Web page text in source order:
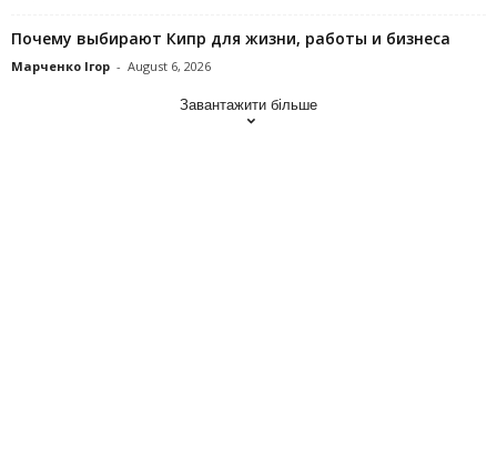
Почему выбирают Кипр для жизни, работы и бизнеса
Марченко Ігор - August 6, 2026
Завантажити більше